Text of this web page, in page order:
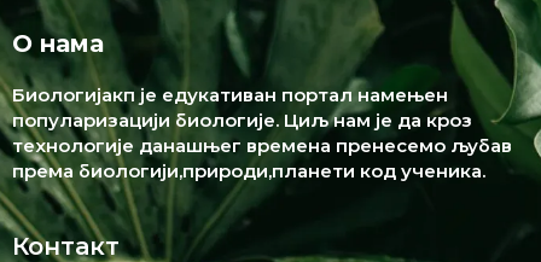
О нама
Биологијакп је едукативан портал намењен
популаризацији биологије. Циљ нам је да кроз
технологије данашњег времена пренесемо љубав
према биологији,природи,планети код ученика.
Контакт